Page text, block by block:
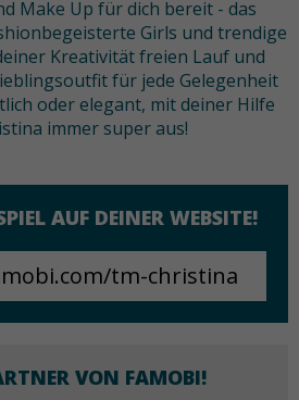
Make Up für dich bereit - das
Girls und trendige
Kreativität freien Lauf und
für jede Gelegenheit
oder elegant, mit deiner Hilfe
immer super aus!
AUF DEINER WEBSITE!
VON FAMOBI!